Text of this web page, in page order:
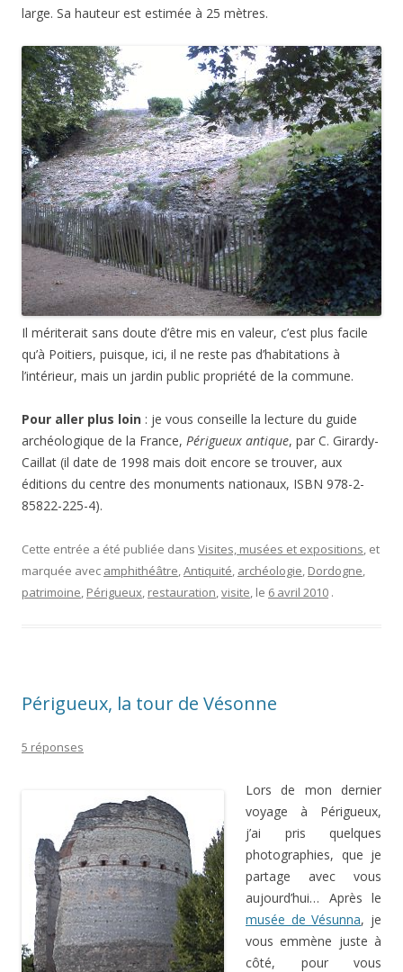
large. Sa hauteur est estimée à 25 mètres.
Il mériterait sans doute d’être mis en valeur, c’est plus facile
qu’à Poitiers, puisque, ici, il ne reste pas d’habitations à
l’intérieur, mais un jardin public propriété de la commune.
Pour aller plus loin : je vous conseille la lecture du guide
archéologique de la France, Périgueux antique, par C. Girardy-
Caillat (il date de 1998 mais doit encore se trouver, aux
éditions du centre des monuments nationaux, ISBN 978-2-
85822-225-4).
Cette entrée a été publiée dans Visites, musées et expositions, et
marquée avec amphithéâtre,Antiquité, archéologie, Dordogne,
patrimoine, Périgueux, restauration,visite, le 6 avril 2010 .
Périgueux, la tour de Vésonne
5 réponses
Lors de mon dernier
voyage à Périgueux,
j’ai pris quelques
photographies, que je
partage avec vous
aujourd’hui… Après le
musée de Vésunna, je
vous emmène juste à
côté, pour vous